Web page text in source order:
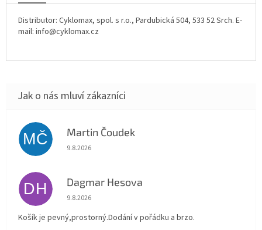
Distributor: Cyklomax, spol. s r.o., Pardubická 504, 533 52 Srch. E-
mail: info@cyklomax.cz
MČ Martin Čoudek
Hodnocení obchodu je 5 z 5 hvězdiček.
9.8.2026
DH Dagmar Hesova
Hodnocení obchodu je 5 z 5 hvězdiček.
9.8.2026
Košík je pevný,prostorný.Dodání v pořádku a brzo.